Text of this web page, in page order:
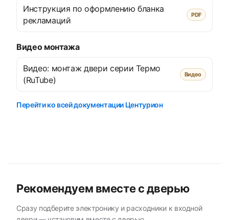
Инструкция по оформлению бланка
рекламаций
PDF
Видео монтажа
Видео: монтаж двери серии Термо
(RuTube)
Видео
Перейти ко всей документации Центурион
Рекомендуем вместе с дверью
Сразу подберите электронику и расходники к входной